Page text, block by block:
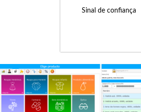
Sinal de confiança